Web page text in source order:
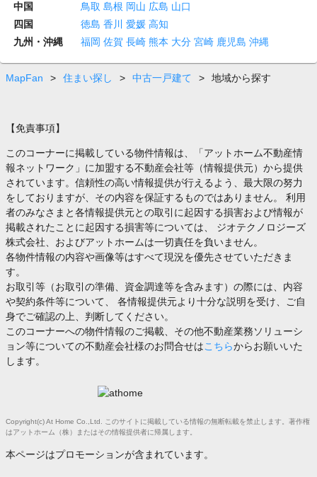
中国
鳥取 島根 岡山 広島 山口
四国
徳島 香川 愛媛 高知
九州・沖縄
福岡 佐賀 長崎 熊本 大分 宮崎 鹿児島 沖縄
MapFan > 住まい探し > 中古一戸建て > 地域から探す
【免責事項】
このコーナーに掲載している物件情報は、「アットホーム不動産情
報ネットワーク」に加盟する不動産会社等（情報提供元）から提供
されています。信頼性の高い情報提供が行えるよう、最大限の努力
をしておりますが、その内容を保証するものではありません。 利用
者のみなさまと各情報提供元との取引に起因する損害および情報が
掲載されたことに起因する損害等については、 ジオテクノロジーズ
株式会社、およびアットホームは一切責任を負いません。
各物件情報の内容や画像等はすべて現況を優先させていただきま
す。
お取引等（お取引の準備、資金調達等を含みます）の際には、内容
や契約条件等について、 各情報提供元より十分な説明を受け、ご自
身でご確認の上、判断してください。
このコーナーへの物件情報のご掲載、その他不動産業務ソリューシ
ョン等についての不動産会社様のお問合せはこちらからお願いいた
します。
Copyright(c) At Home Co.,Ltd. このサイトに掲載している情報の無断転載を禁止します。著作権
はアットホーム（株）またはその情報提供者に帰属します。
本ページはプロモーションが含まれています。